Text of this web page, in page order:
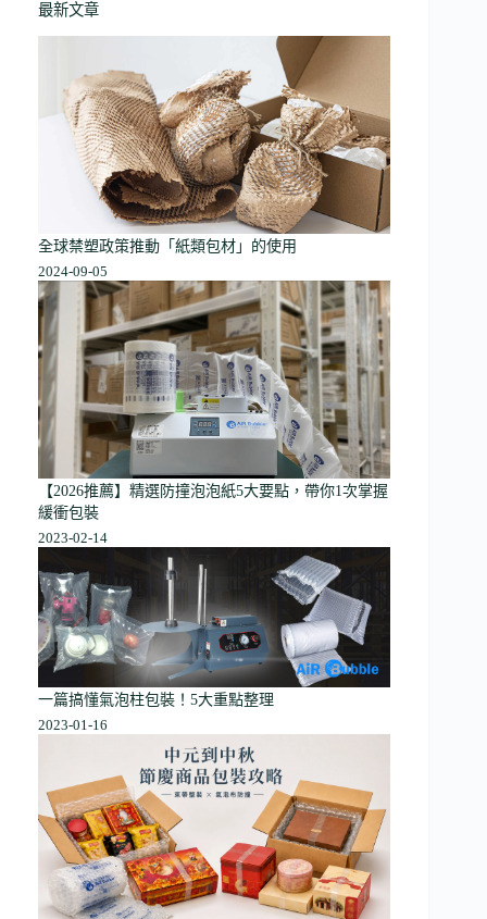
最新文章
全球禁塑政策推動「紙類包材」的使用
2024-09-05
【2026推薦】精選防撞泡泡紙5大要點，帶你1次掌握
緩衝包裝
2023-02-14
一篇搞懂氣泡柱包裝！5大重點整理
2023-01-16